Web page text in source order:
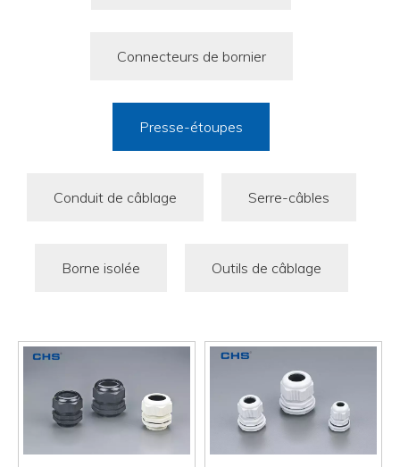
Connecteurs de bornier
Presse-étoupes
Conduit de câblage Serre-câbles
Borne isolée Outils de câblage